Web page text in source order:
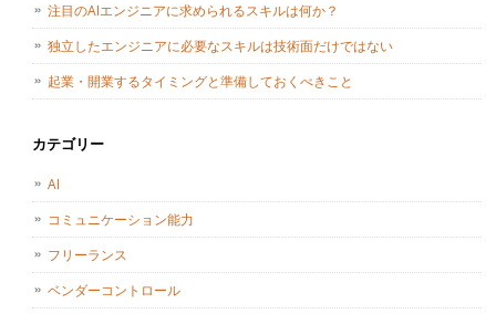
注目のAIエンジニアに求められるスキルは何か？
独立したエンジニアに必要なスキルは技術面だけではない
起業・開業するタイミングと準備しておくべきこと
カテゴリー
AI
コミュニケーション能力
フリーランス
ベンダーコントロール